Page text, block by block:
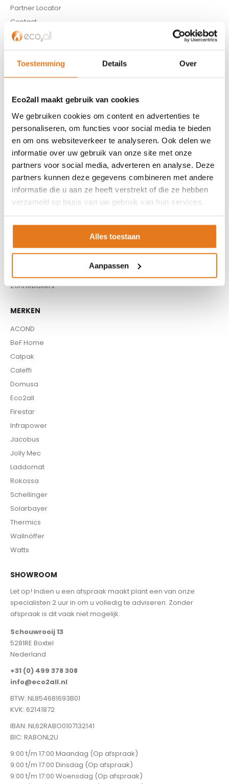
Toestemming Details Over
Eco2all maakt gebruik van cookies
We gebruiken cookies om content en advertenties te
personaliseren, om functies voor social media te bieden
en om ons websiteverkeer te analyseren. Ook delen we
informatie over uw gebruik van onze site met onze
partners voor social media, adverteren en analyse. Deze
partners kunnen deze gegevens combineren met andere
informatie die u aan ze heeft verstrekt of die ze hebben
verzameld op basis van uw gebruik van hun services.
Alles toestaan
Aanpassen
Partner Locator
Contact
Appendages
Biomassa ketels
Controllers
CV haard
CV pellet kachels
Infrarood panelen
Hoge temperatuur warmtepomp
Kachels
Pellet aanvoersysteem
Thuisbatterijen
Zonneboilers
MERKEN
ACOND
BeF Home
Calpak
Caleffi
Domusa
Eco2all
Firestar
Infrapower
Jacobus
Jolly Mec
Laddomat
Rokossa
Schellinger
Solarbayer
Thermics
Wallnöffer
Watts
SHOWROOM
Let op! Indien u een afspraak maakt plant een van onze
specialisten 2 uur in om u volledig te adviseren. Zonder
afspraak is dit vaak niet mogelijk.
Schouwrooij 13
5281RE Boxtel
Nederland
+31 (0) 499 378 308
info@eco2all.nl
BTW: NL854681693B01
KVK: 62141872
IBAN: NL62RABO0107132141
BIC: RABONL2U
9:00 t/m 17:00 Maandag (Op afspraak)
9:00 t/m 17:00 Dinsdag (Op afspraak)
9:00 t/m 17:00 Woensdag (Op afspraak)